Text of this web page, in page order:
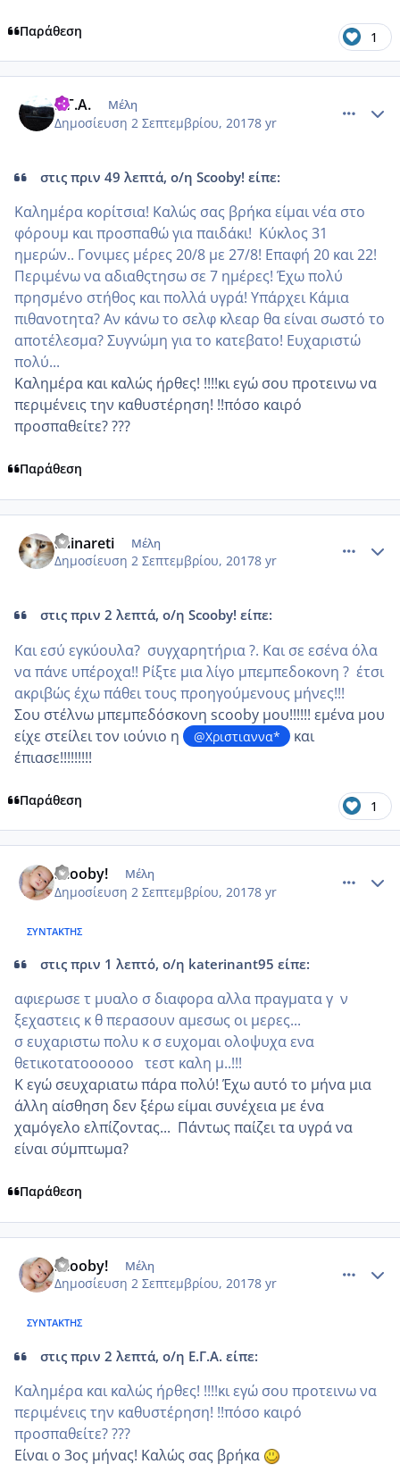
Παράθεση 1
Ε.Γ.Α. Μέλη
Δημοσίευση 2 Σεπτεμβρίου, 20178 yr
στις πριν 49 λεπτά, ο/η Scooby! είπε:
Καλημέρα κορίτσια! Καλώς σας βρήκα είμαι νέα στο
φόρουμ και προσπαθώ για παιδάκι! Κύκλος 31
ημερών.. Γονιμες μέρες 20/8 με 27/8! Επαφή 20 και 22!
Περιμένω να αδιαθςτησω σε 7 ημέρες! Έχω πολύ
πρησμένο στήθος και πολλά υγρά! Υπάρχει Κάμια
πιθανοτητα? Αν κάνω το σελφ κλεαρ θα είναι σωστό το
αποτέλεσμα? Συγνώμη για το κατεβατο! Ευχαριστώ
πολύ...
Καλημέρα και καλώς ήρθες! !!!!κι εγώ σου προτεινω να
περιμένεις την καθυστέρηση! !!πόσο καιρό
προσπαθείτε? ???
Παράθεση
Fainareti Μέλη
Δημοσίευση 2 Σεπτεμβρίου, 20178 yr
στις πριν 2 λεπτά, ο/η Scooby! είπε:
Και εσύ εγκύουλα? συγχαρητήρια ?. Και σε εσένα όλα
να πάνε υπέροχα!! Ρίξτε μια λίγο μπεμπεδοκονη ? έτσι
ακριβώς έχω πάθει τους προηγούμενους μήνες!!!
Σου στέλνω μπεμπεδόσκονη scooby μου!!!!!! εμένα μου
είχε στείλει τον ιούνιο η
@Χριστιαννα*
και
έπιασε!!!!!!!!!
Παράθεση 1
Scooby! Μέλη
Δημοσίευση 2 Σεπτεμβρίου, 20178 yr
ΣΥΝΤΆΚΤΗΣ
στις πριν 1 λεπτό, ο/η katerinant95 είπε:
αφιερωσε τ μυαλο σ διαφορα αλλα πραγματα γ ν
ξεχαστεις κ θ περασουν αμεσως οι μερες...
σ ευχαριστω πολυ κ σ ευχομαι ολοψυχα ενα
θετικοτατοοοοοο τεστ καλη μ..!!!
Κ εγώ σευχαριατω πάρα πολύ! Έχω αυτό το μήνα μια
άλλη αίσθηση δεν ξέρω είμαι συνέχεια με ένα
χαμόγελο ελπίζοντας... Πάντως παίζει τα υγρά να
είναι σύμπτωμα?
Παράθεση
Scooby! Μέλη
Δημοσίευση 2 Σεπτεμβρίου, 20178 yr
ΣΥΝΤΆΚΤΗΣ
στις πριν 2 λεπτά, ο/η Ε.Γ.Α. είπε:
Καλημέρα και καλώς ήρθες! !!!!κι εγώ σου προτεινω να
περιμένεις την καθυστέρηση! !!πόσο καιρό
προσπαθείτε? ???
Είναι ο 3ος μήνας! Καλώς σας βρήκα